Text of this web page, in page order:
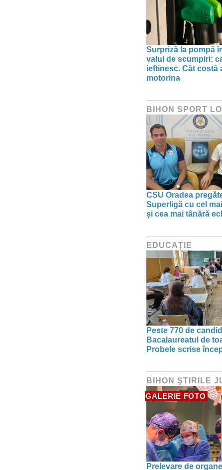
Surpriză la pompă
valul de scumpiri:
ieftinesc. Cât costă
motorina
BIHON SPORT
CSU Oradea
Superligă cu cel
și cea mai tânără
EDUCAȚIE
Peste 770 de
Bacalaureatul de
Probele scrise
BIHON ŞTIRILE
GALERIE FOTO
Prelevare de